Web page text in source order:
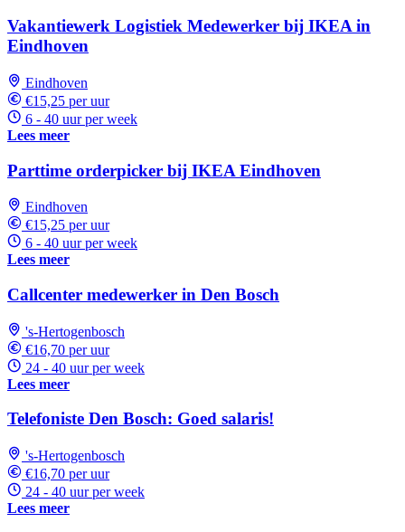
Vakantiewerk Logistiek Medewerker bij IKEA in
Eindhoven
Eindhoven
€15,25 per uur
6 - 40 uur per week
Lees meer
Parttime orderpicker bij IKEA Eindhoven
Eindhoven
€15,25 per uur
6 - 40 uur per week
Lees meer
Callcenter medewerker in Den Bosch
's-Hertogenbosch
€16,70 per uur
24 - 40 uur per week
Lees meer
Telefoniste Den Bosch: Goed salaris!
's-Hertogenbosch
€16,70 per uur
24 - 40 uur per week
Lees meer